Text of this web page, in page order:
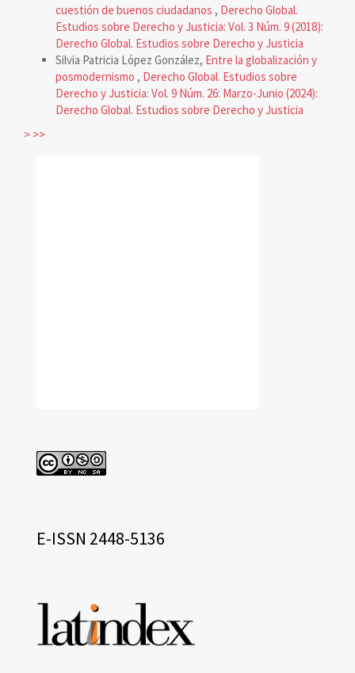
cuestión de buenos ciudadanos , Derecho Global.
Estudios sobre Derecho y Justicia: Vol. 3 Núm. 9 (2018):
Derecho Global. Estudios sobre Derecho y Justicia
Silvia Patricia López González, Entre la globalización y
posmodernismo , Derecho Global. Estudios sobre
Derecho y Justicia: Vol. 9 Núm. 26: Marzo-Junio (2024):
Derecho Global. Estudios sobre Derecho y Justicia
> >>
cc
eissn
E-ISSN 2448-5136
Base
de
datos